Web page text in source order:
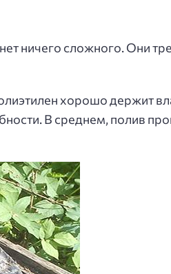
ничего сложного. Они
хорошо держит
В среднем, полив